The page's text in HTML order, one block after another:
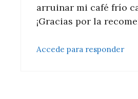
arruinar mi café frío
¡Gracias por la
Accede para responder